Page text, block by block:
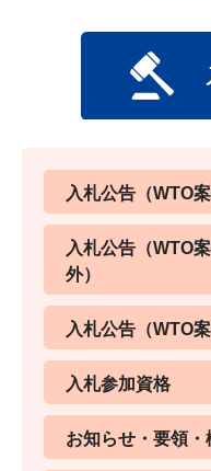
入札公告（WTO案
入札公告（WTO
外）
入札公告（WTO
入札参加資格
お知らせ・要領・